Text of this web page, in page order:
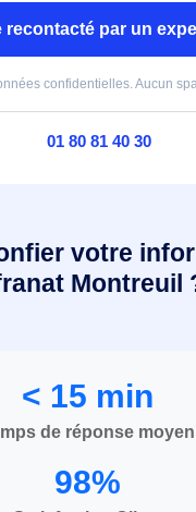
recontacté par un
confidentielles. Aucun
01 80 81 40 30
votre
Montreuil
< 15 min
de réponse moyen
98%